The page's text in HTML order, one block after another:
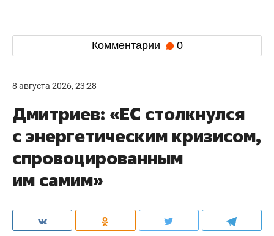
Комментарии 0
8 августа 2026, 23:28
Дмитриев: «ЕС столкнулся
с энергетическим кризисом,
спровоцированным
им самим»